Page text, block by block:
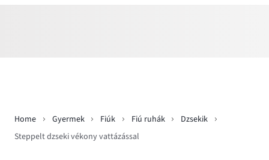
Home Gyermek Fiúk Fiú ruhák
Dzsekik
Steppelt dzseki vékony vattázással